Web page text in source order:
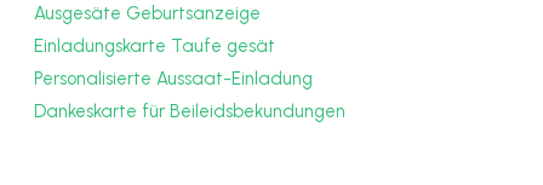
Ausgesäte Geburtsanzeige
Einladungskarte Taufe gesät
Personalisierte Aussaat-Einladung
Dankeskarte für Beileidsbekundungen